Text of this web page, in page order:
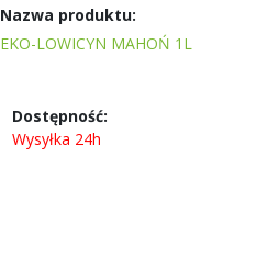
EKO-LOWICYN MAHOŃ 1L
Wysyłka 24h